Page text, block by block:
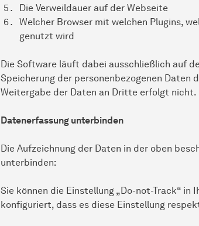
Die Verweildauer auf der Webseite
Welcher Browser mit welchen Plugins,
genutzt wird
Die Software läuft dabei ausschließlich auf
Speicherung der personenbezogenen
Weitergabe der Daten an Dritte erfolgt nicht.
Datenerfassung unterbinden
Die Aufzeichnung der Daten in der oben
unterbinden:
Sie können die Einstellung „Do-not-Track“
konfiguriert, dass es diese Einstellung